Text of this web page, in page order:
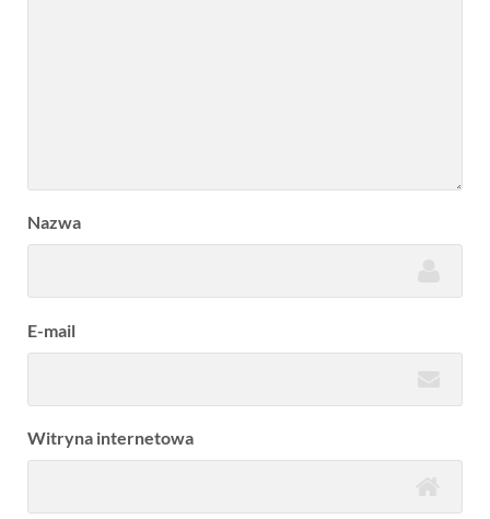
Nazwa
E-mail
Witryna internetowa